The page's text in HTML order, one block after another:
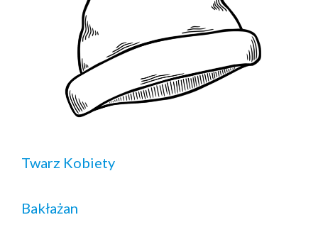
Twarz Kobiety
Bakłażan